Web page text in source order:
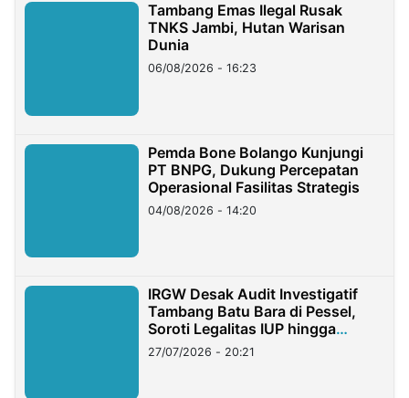
Tambang Emas Ilegal Rusak
TNKS Jambi, Hutan Warisan
Dunia
06/08/2026 - 16:23
Pemda Bone Bolango Kunjungi
PT BNPG, Dukung Percepatan
Operasional Fasilitas Strategis
04/08/2026 - 14:20
IRGW Desak Audit Investigatif
Tambang Batu Bara di Pessel,
Soroti Legalitas IUP hingga
Stockpile
27/07/2026 - 20:21